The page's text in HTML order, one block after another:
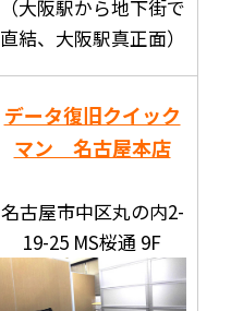
（大阪駅から地下街で
直結、大阪駅真正面）
データ復旧クイック
マン 名古屋本店
名古屋市中区丸の内2-
19-25 MS桜通 9F